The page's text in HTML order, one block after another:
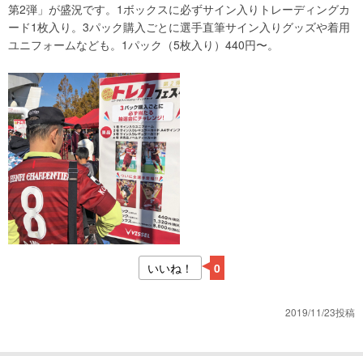
第2弾」が盛況です。1ボックスに必ずサイン入りトレーディングカ
ード1枚入り。3パック購入ごとに選手直筆サイン入りグッズや着用
ユニフォームなども。1パック（5枚入り）440円〜。
いいね！ 0
2019/11/23投稿